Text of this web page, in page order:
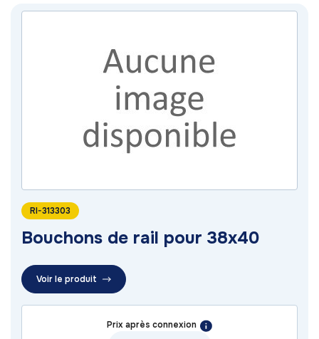
RI-313303
Bouchons de rail pour 38x40
Voir le produit
Prix après connexion